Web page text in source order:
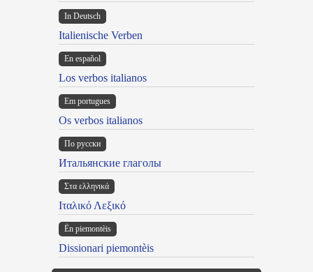
In Deutsch
Italienische Verben
En español
Los verbos italianos
Em portugues
Os verbos italianos
По русски
Итальянские глаголы
Στα ελληνικά
Ιταλικό Λεξικό
Ën piemontèis
Dissionari piemontèis